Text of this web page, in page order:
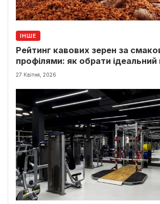
ІНШЕ
Рейтинг кавових зерен за
профілями: як обрати ідеальний
27 Квітня, 2026